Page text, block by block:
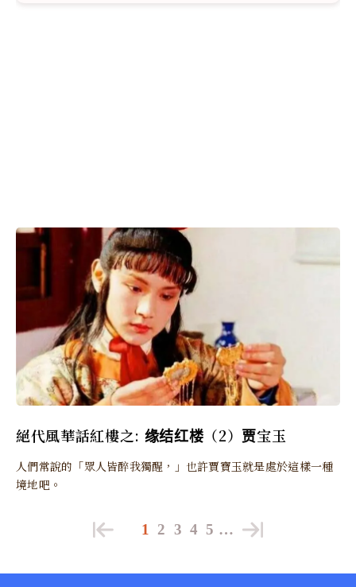
絕代風華話紅樓之: 缘结红楼（2）贾宝玉
人們常說的「眾人皆醉我獨醒，」也許賈寶玉就是處於這樣一種
境地吧。
1 2 3 4 5 …